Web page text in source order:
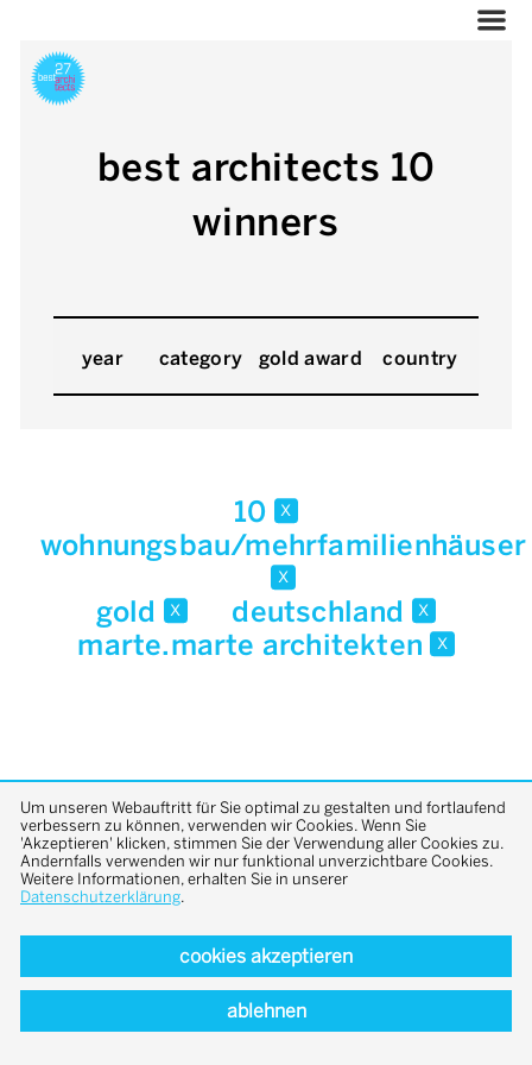
best architects 10
winners
year category gold award country
10 x
wohnungsbau/mehrfamilienhäuser
x
gold x deutschland x
marte.marte architekten x
back to top
Um unseren Webauftritt für Sie optimal zu gestalten und fortlaufend
verbessern zu können, verwenden wir Cookies. Wenn Sie
'Akzeptieren' klicken, stimmen Sie der Verwendung aller Cookies zu.
Andernfalls verwenden wir nur funktional unverzichtbare Cookies.
Weitere Informationen, erhalten Sie in unserer
Datenschutzerklärung.
cookies akzeptieren
ablehnen